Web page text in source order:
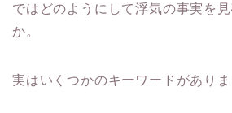
ではどのようにして浮気の事実を
か。
実はいくつかのキーワードがありま